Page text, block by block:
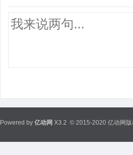
Powered by 亿动网 X3.2 © 2015-2020 亿动网版